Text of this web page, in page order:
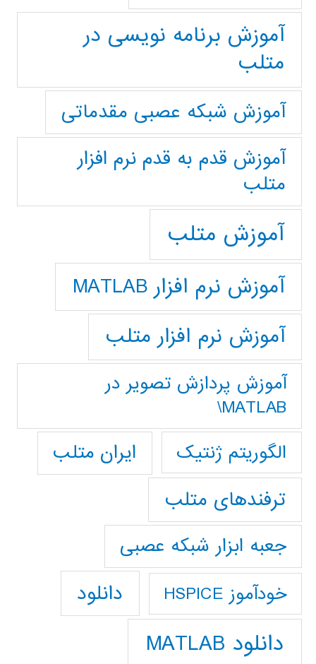
آموزش برنامه نویسی در
متلب
آموزش شبکه عصبی مقدماتی
آموزش قدم به قدم نرم افزار
متلب
آموزش متلب
آموزش نرم افزار MATLAB
آموزش نرم افزار متلب
آموزش پردازش تصوير در
MATLAB\
الگوریتم ژنتیک
ایران متلب
ترفندهای متلب
جعبه ابزار شبکه عصبی
خودآموز HSPICE دانلود
دانلود MATLAB